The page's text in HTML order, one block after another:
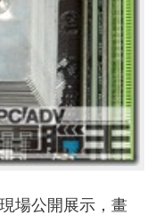
場公開展示，畫